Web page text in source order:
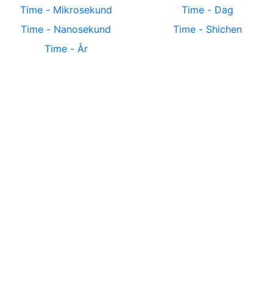
Time- Mikrosekund
Time - Nanosekund
Time- År
Time- Dag
Time- Shichen